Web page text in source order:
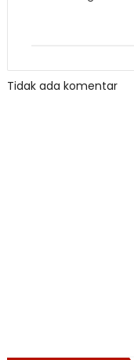
Tidak ada komentar